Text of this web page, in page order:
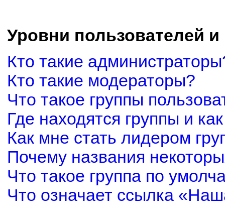
Уровни пользователей
Кто такие
Кто такие модераторы?
Что такое группы
Где находятся группы и
Как мне стать лидером
Почему названия
Что такое группа по
Что означает ссылка